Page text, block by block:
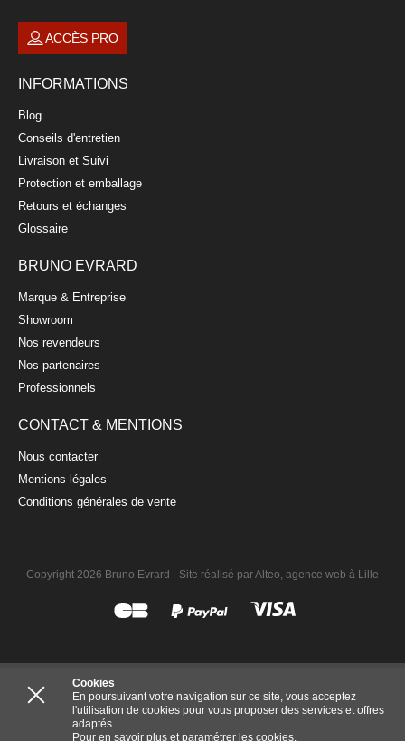
ACCÈS PRO
INFORMATIONS
Blog
Conseils d'entretien
Livraison et Suivi
Protection et emballage
Retours et échanges
Glossaire
BRUNO EVRARD
Marque & Entreprise
Showroom
Nos revendeurs
Nos partenaires
Professionnels
CONTACT & MENTIONS
Nous contacter
Mentions légales
Conditions générales de vente
Copyright 2026 Bruno Evrard - Site réalisé par Alteo, agence web à Lille
Cookies
En poursuivant votre navigation sur ce site, vous acceptez
l'utilisation de cookies pour vous proposer des services et offres
adaptés.
Pour en savoir plus et paramétrer les cookies.